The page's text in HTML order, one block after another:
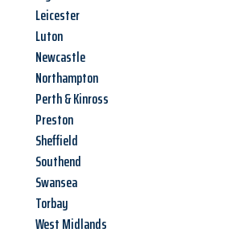
Leicester
Luton
Newcastle
Northampton
Perth & Kinross
Preston
Sheffield
Southend
Swansea
Torbay
West Midlands